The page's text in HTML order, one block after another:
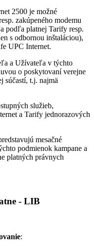
2500 je možné
zakúpeného modemu
podľa platnej Tarify resp.
s odbornou inštaláciou),
UPC Internet.
a Užívateľa v týchto
o poskytovaní verejne
súčastí, t.j. najmä
služieb,
a Tarify jednorazových
mesačné
podmienok kampane a
platných právnych
- LIB
: